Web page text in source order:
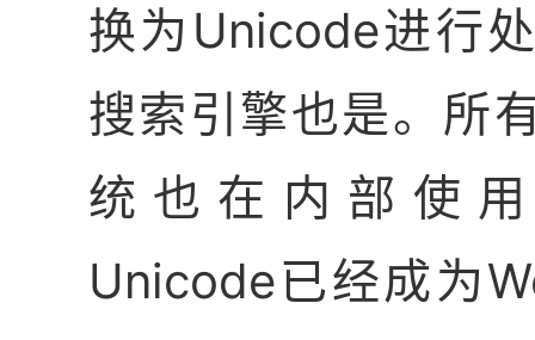
换为Unicode进行
搜索引擎也是。所
统也在内部使用
Unicode已经成为